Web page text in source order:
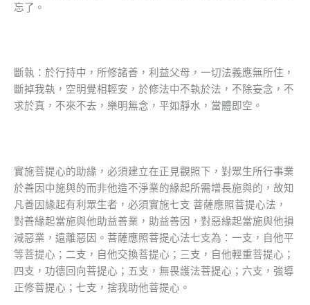
忘了。
斷執：於行持中，所修諸善，利益父母，一切法義應無所住，
斷掉我執，空明覺相輕安，於修法中不執於法，不除妄念，不
求於真，不來不去，樂明無念，平如靜水，當體即空。
實施菩提心的助緣，必須建立在正見觀照下，對眾生所行事業
於善因中施與的而非他造不淨業的緣起所需增長施與的，故知
凡善因緣起有利眾生者，必須實施七支 菩薩應照菩提心法，
對善緣起當施與他助益善業，助益善因，對惡緣起當施與他損
減惡業，遠離惡因。菩薩應照菩提心法七支為：一支，自他平
等菩提心；二支，自他交換菩提心；三支，自他輕重菩提心；
四支，功德回向菩提心；五支，無畏護法菩提心；六支，強導
正修菩提心；七支，捨我助他菩提心。